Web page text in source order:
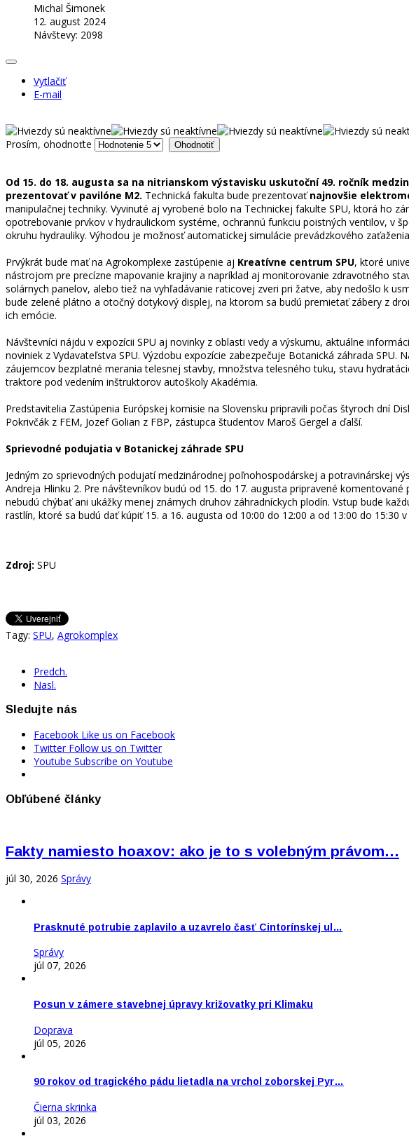
Michal Šimonek
12. august 2024
Návštevy: 2098
Vytlačiť
E-mail
Prosím, ohodnoťte
Od 15. do 18. augusta sa na nitrianskom výstavisku uskutoční 49. ročník
prezentovať v pavilóne M2. Technická fakulta bude prezentovaťnajnovšie
manipulačnej techniky. Vyvinuté aj vyrobené bolo na Technickej fakulte SPU, ktorá ho
opotrebovanie prvkov v hydraulickom systéme, ochrannú funkciu poistných ventilov, v
okruhu hydrauliky. Výhodou je možnosť automatickej simulácie prevádzkového
Prvýkrát bude mať na Agrokomplexe zastúpenie aj Kreatívne centrum SPU, ktoré
nástrojom pre precízne mapovanie krajiny a napríklad aj monitorovanie zdravotného
solárnych panelov, alebo tiež na vyhľadávanie raticovej zveri pri žatve, aby nedošlo k
bude zelené plátno a otočný dotykový displej, na ktorom sa budú premietať zábery z
ich emócie.
Návštevníci nájdu v expozícii SPU aj novinky z oblasti vedy a výskumu, aktuálne
noviniek z Vydavateľstva SPU. Výzdobu expozície zabezpečuje Botanická záhrada
záujemcov bezplatné merania telesnej stavby, množstva telesného tuku, stavu
traktore pod vedením inštruktorov autoškoly Akadémia.
Predstavitelia Zastúpenia Európskej komisie na Slovensku pripravili počas štyroch dní
Pokrivčák z FEM, Jozef Golian z FBP, zástupca študentov Maroš Gergel a ďalší.
Sprievodné podujatia v Botanickej záhrade SPU
Jedným zo sprievodných podujatí medzinárodnej poľnohospodárskej a potravinárskej
Andreja Hlinku 2. Pre návštevníkov budú od 15. do 17. augusta pripravené
nebudú chýbať ani ukážky menej známych druhov záhradníckych plodín. Vstup bude
rastlín, ktoré sa budú dať kúpiť 15. a 16. augusta od 10:00 do 12:00 a od 13:00 do 15:30
Zdroj: SPU
Tagy: SPU, Agrokomplex
Predch.
Nasl.
Sledujte nás
Facebook Like us on Facebook
Twitter Follow us on Twitter
Youtube Subscribe on Youtube
Obľúbené články
Fakty namiesto hoaxov: ako je to s volebným právom…
júl 30, 2026 Správy
Prasknuté potrubie zaplavilo a uzavrelo časť Cintorínskej ul…
Správy
júl 07, 2026
Posun v zámere stavebnej úpravy križovatky pri Klimaku
Doprava
júl 05, 2026
90 rokov od tragického pádu lietadla na vrchol zoborskej Pyr…
Čierna skrinka
júl 03, 2026